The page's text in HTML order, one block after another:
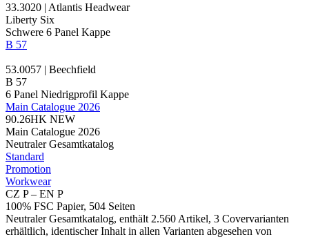
33.3020 | Atlantis Headwear
Liberty Six
Schwere 6 Panel Kappe
B 57
53.0057 | Beechfield
B 57
6 Panel Niedrigprofil Kappe
Main Catalogue 2026
90.26HK NEW
Main Catalogue 2026
Neutraler Gesamtkatalog
Standard
Promotion
Workwear
CZ P – EN P
100% FSC Papier, 504 Seiten
Neutraler Gesamtkatalog, enthält 2.560 Artikel, 3 Covervarianten
erhältlich, identischer Inhalt in allen Varianten abgesehen von